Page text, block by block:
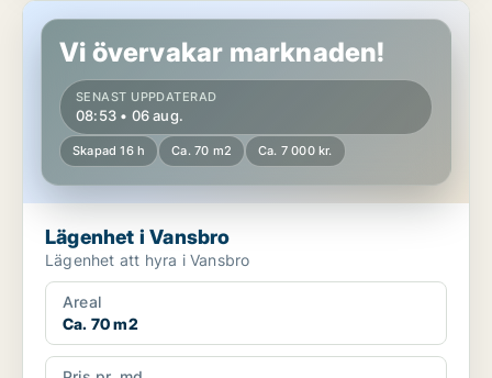
Lägenhet i Vansbro
Vi övervakar marknaden!
SENAST UPPDATERAD
08:53 • 06 aug.
Skapad 16 h Ca. 70 m2 Ca. 7 000 kr.
Lägenhet i Vansbro
Lägenhet att hyra i Vansbro
Areal
Ca. 70 m2